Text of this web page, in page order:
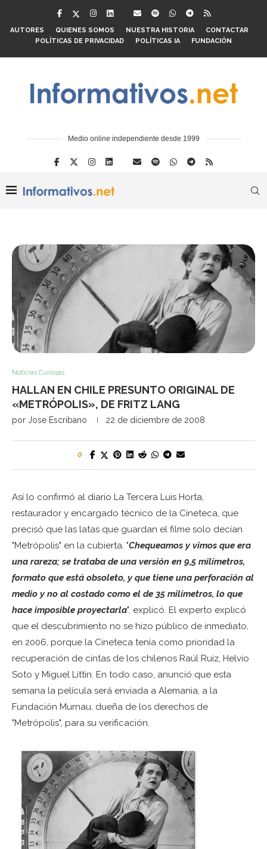
AUTORES QUIENES SOMOS NUESTRA HISTORIA
CONTACTAR
POLÍTICAS DE PRIVACIDAD
POLÍTICAS IA FUNDACIÓN
Medio online independiente desde 1999
Noticias Curiosas
HALLAN EN CHILE PRESUNTO ORIGINAL DE
«METRÓPOLIS», DE FRITZ LANG
por Jose Escribano 22 de diciembre de 2008
0
Así lo confirmó al diario La Tercera Luis Horta,
restaurador y encargado técnico de la Cineteca, que
precisó que las latas que guardan el filme solo decían
"Metrópolis" en la cubierta. "Chequeamos y vimos que era
una rareza; se trataba de una versión en 9,5 milímetros,
formato que está obsoleto, y que tiene una perforación al
medio y no al costado como el de 35 milímetros, lo que
hace imposible proyectarla", explicó. El experto explicó
que el descubrimiento no se hizo público de inmediato,
en 2006, porque la Cineteca tenía como prioridad la
recuperación de cintas de los chilenos Raúl Ruiz, Helvio
Soto y Miguel Littin. En todo caso, anunció que esta
semana la película será enviada a Alemania, a la
Fundación Murnau, dueña de los derechos de
"Metrópolis", para su verificación.